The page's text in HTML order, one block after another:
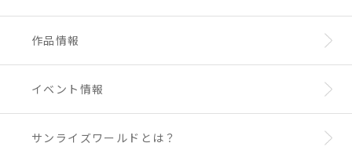
作品情報
イベント情報
サンライズワールドとは？